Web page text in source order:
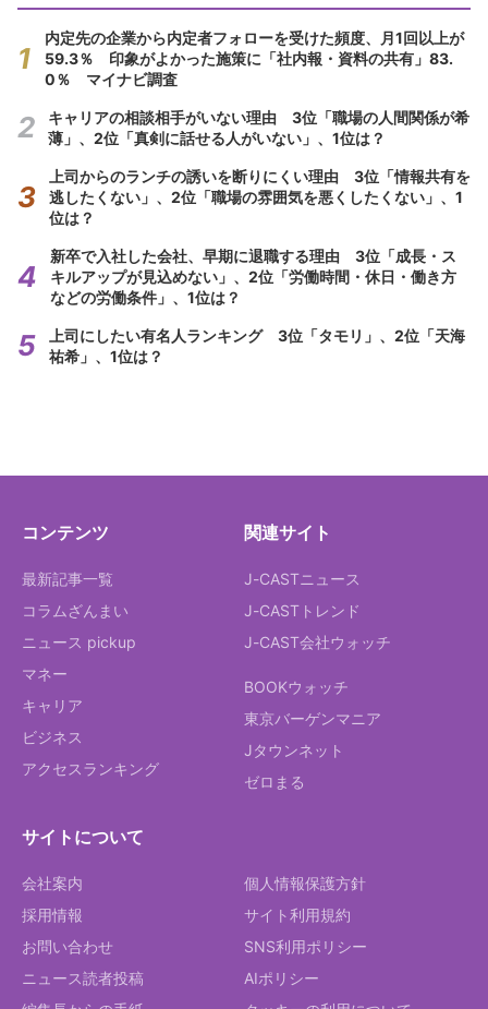
内定先の企業から内定者フォローを受けた頻度、月1回以上が
59.3％ 印象がよかった施策に「社内報・資料の共有」83.
0％ マイナビ調査
キャリアの相談相手がいない理由 3位「職場の人間関係が希
薄」、2位「真剣に話せる人がいない」、1位は？
上司からのランチの誘いを断りにくい理由 3位「情報共有を
逃したくない」、2位「職場の雰囲気を悪くしたくない」、1
位は？
新卒で入社した会社、早期に退職する理由 3位「成長・ス
キルアップが見込めない」、2位「労働時間・休日・働き方
などの労働条件」、1位は？
上司にしたい有名人ランキング 3位「タモリ」、2位「天海
祐希」、1位は？
コンテンツ
最新記事一覧
コラムざんまい
ニュース pickup
マネー
キャリア
ビジネス
アクセスランキング
関連サイト
J-CASTニュース
J-CASTトレンド
J-CAST会社ウォッチ
BOOKウォッチ
東京バーゲンマニア
Jタウンネット
ゼロまる
サイトについて
会社案内
採用情報
お問い合わせ
ニュース読者投稿
個人情報保護方針
サイト利用規約
SNS利用ポリシー
AIポリシー